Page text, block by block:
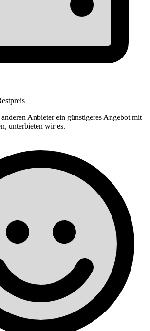
Anbieter ein günstigeres Angebot mit
unterbieten wir es.